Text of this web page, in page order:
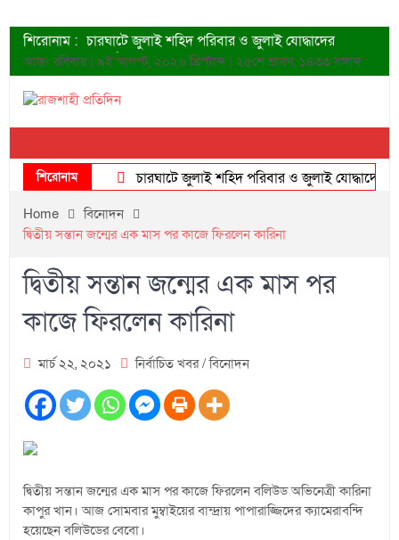
শিরোনাম : চারঘাটে জুলাই শহিদ পরিবার ও জুলাই যোদ্ধাদের
সংবর্ধনা
শহীদদের প্রত্যাশা এখনো পূরণ হয়নি: ডা. শফিকুর রহমান
ত্বক ভালো রাখতে যে ৫ কাজ করবেন
শাহরুখের নতুন সিনেমার লুক
কোয়ার্টার ফাইনালে নেইমারের দুর্দান্ত অ্যাসিস্টে সান্তোস
জুলাই শহিদদের আত্মত্যাগ জাতি চিরকাল শ্রদ্ধার সাথে
স্মরণ করবে: ভূমিমন্ত্রী
আজ- রবিবার | ৯ই আগস্ট, ২০২৬ খ্রিস্টাব্দ | ২৫শে শ্রাবণ, ১৪৩৩ বঙ্গাব্দ
শিরোনাম চারঘাটে জুলাই শহিদ পরিবার ও জুলাই যোদ্ধাদের
Home
বিনোদন
দ্বিতীয় সন্তান জন্মের এক মাস পর কাজে ফিরলেন কারিনা
দ্বিতীয় সন্তান জন্মের এক মাস পর
কাজে ফিরলেন কারিনা
মার্চ ২২, ২০২১ নির্বাচিত খবর/বিনোদন
দ্বিতীয় সন্তান জন্মের এক মাস পর কাজে ফিরলেন বলিউড অভিনেত্রী কারিনা
কাপুর খান। আজ সোমবার মুম্বাইয়ের বান্দ্রায় পাপারাজ্জিদের ক্যামেরাবন্দি
হয়েছেন বলিউডের বেবো।